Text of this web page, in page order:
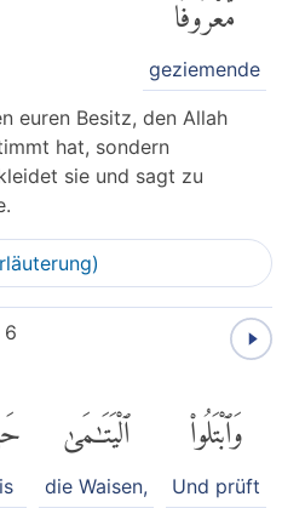
geziemende
euren Besitz, den Allah
hat, sondern
sie und sagt zu
6
وَٱبْتَلُوا۟
Und prüft
ٱلْيَتَٰمَىٰ
die Waisen,